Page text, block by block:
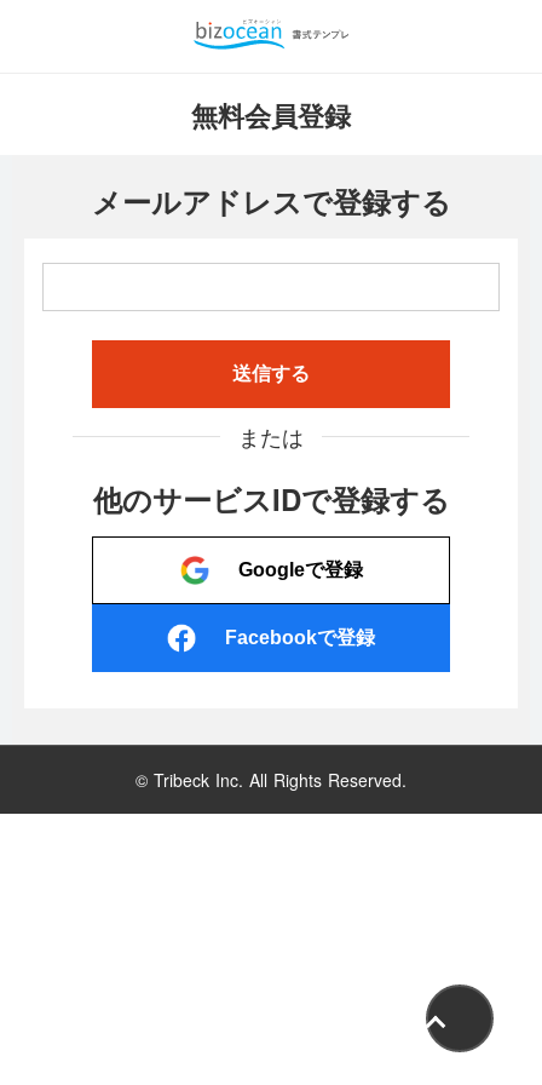
無料会員登録
メールアドレスで登録する
送信する
または
他のサービスIDで登録する
Googleで登録
Facebookで登録
© Tribeck Inc. All Rights Reserved.